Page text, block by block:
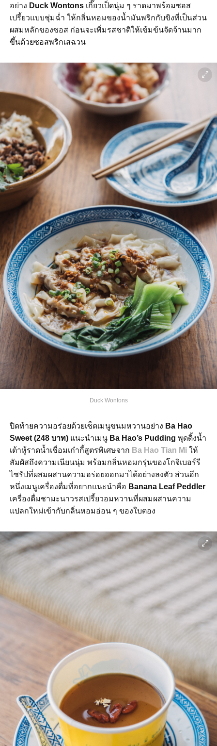
อย่าง Duck Wontons เกี๊ยวเป็ดนุ่ม ๆ ราดมาพร้อมซอส
เปรี้ยวแบบชุ่มฉ่ำ ให้กลิ่นหอมของน้ำมันพริกกับขิงที่เป็นส่วน
ผสมหลักของซอส ก่อนจะเพิ่มรสชาติให้เข้มข้นจัดจ้านมาก
ขึ้นด้วยซอสพริกเสฉวน
Duck Wontons
ปิดท้ายความอร่อยด้วยเซ็ตเมนูขนมหวานอย่าง Ba Hao
Sweet (248 บาท) แนะนำเมนู Ba Hao’s Pudding พุดดิ้งน้ำ
เต้าหู้ราดน้ำเชื่อมเก๋ากี้สูตรพิเศษจาก Ba Hao Tian Mi ให้
สัมผัสถึงความเนียนนุ่ม พร้อมกลิ่นหอมกรุ่นของโกจิเบอร์รี
ไซรัปที่ผสมผสานความอร่อยออกมาได้อย่างลงตัว ส่วนอีก
หนึ่งเมนูเครื่องดื่มที่อยากแนะนำคือ Banana Leaf Peddler
เครื่องดื่มชามะนาวรสเปรี้ยวอมหวานที่ผสมผสานความ
แปลกใหม่เข้ากับกลิ่นหอมอ่อน ๆ ของใบตอง